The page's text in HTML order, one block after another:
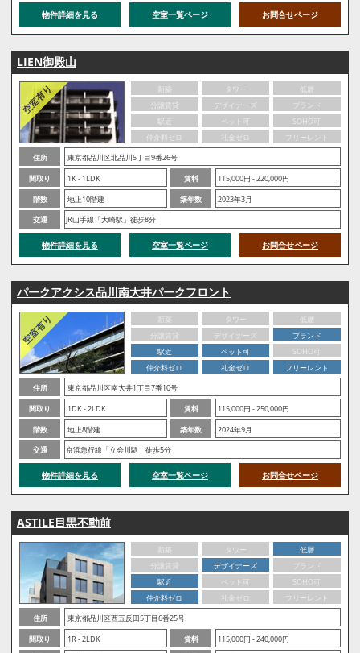
物件詳細を見る 空室一覧ページ お問合せページ
LIEN御殿山
新築 タワー
低層
分譲賃貸
デザイナーズ
ブランド
駅近
ペット可
SOHO可
仲介料ゼロ
礼金ゼロ
フリーレント
住所
東京都品川区北品川5丁目9番26号
間取り
1K - 1LDK 賃料
115,000円 - 220,000円
階数
地上10階建 築年数
2023年3月
交通
JR山手線「大崎駅」徒歩8分
物件詳細を見る 空室一覧ページ お問合せページ
パークアクシス品川南大井パークフロント
新築 タワー
低層
分譲賃貸
デザイナーズ
ブランド
駅近
ペット可
SOHO可
仲介料ゼロ
礼金ゼロ
フリーレント
住所
東京都品川区南大井1丁目7番10号
間取り
1DK - 2LDK 賃料
115,000円 - 250,000円
階数
地上8階建 築年数
2024年9月
交通
京浜急行線「立会川駅」徒歩5分
物件詳細を見る 空室一覧ページ お問合せページ
ASTILE目黒不動前
新築 タワー
低層
分譲賃貸
デザイナーズ
ブランド
駅近
ペット可
SOHO可
仲介料ゼロ
礼金ゼロ
フリーレント
住所
東京都品川区西五反田5丁目6番25号
間取り
1R - 2LDK 賃料
115,000円 - 240,000円